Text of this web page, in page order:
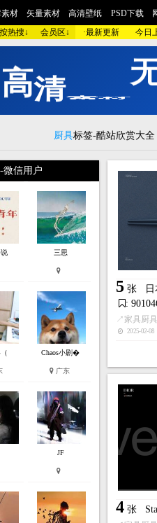
素材 矢量素材 高清壁纸 PSD下载
按热搜↓ 会员区↓ ·最新更新 今日
时装展示 酷站截图
蓝色酷站 紫色酷站 黄色酷站 灰
艺术设计 医疗健康 学
珠宝首饰 女性用品
紫色模板 黄色模板
端下载 微信小程序/APP开发
高清素
厨具标签-酷站欣赏大全
微信用户
三思
Chaos小剧�
广东
JF
5 张
:
↗家具厨具
2025-02-08
4 张